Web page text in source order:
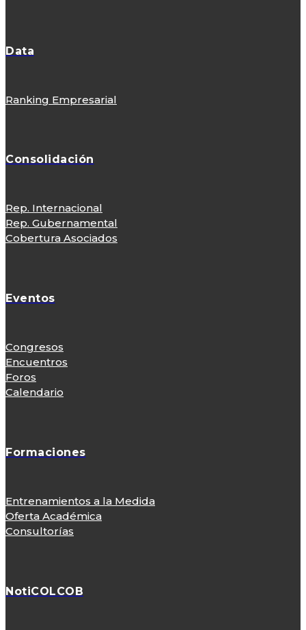
Data
Ranking Empresarial
Consolidación
Rep. Internacional
Rep. Gubernamental
Cobertura Asociados
Eventos
Congresos
Encuentros
Foros
Calendario
Formaciones
Entrenamientos a la Medida
Oferta Académica
Consultorías
NotiCOLCOB